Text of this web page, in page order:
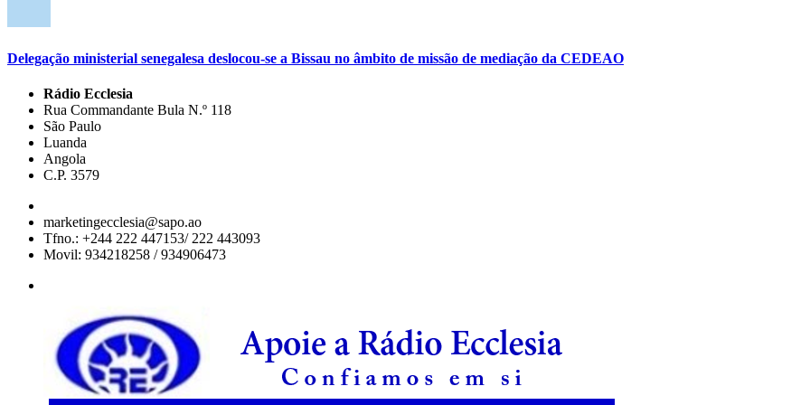
Delegação ministerial senegalesa deslocou-se a Bissau no âmbito de missão de mediação da CEDEAO
Rádio Ecclesia
Rua Commandante Bula N.º 118
São Paulo
Luanda
Angola
C.P. 3579
marketingecclesia@sapo.ao
Tfno.: +244 222 447153/ 222 443093
Movil: 934218258 / 934906473